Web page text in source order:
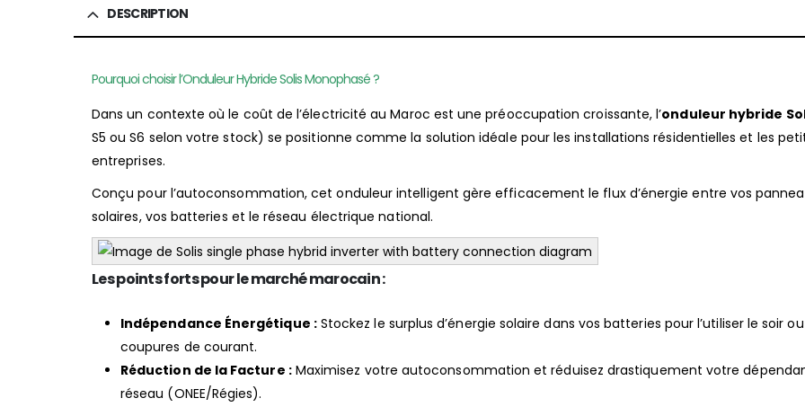
DESCRIPTION
Pourquoi choisir l’Onduleur Hybride Solis Monophasé ?
Dans un contexte où le coût de l’électricité au Maroc est une préoccupation croissante, l’onduleur hybride
S5 ou S6 selon votre stock) se positionne comme la solution idéale pour les installations résidentielles et les
entreprises.
Conçu pour l’autoconsommation, cet onduleur intelligent gère efficacement le flux d’énergie entre vos
solaires, vos batteries et le réseau électrique national.
Les points forts pour le marché marocain :
Indépendance Énergétique :Stockez le surplus d’énergie solaire dans vos batteries pour l’utiliser le soir
coupures de courant.
Réduction de la Facture :Maximisez votre autoconsommation et réduisez drastiquement votre
réseau (ONEE/Régies).